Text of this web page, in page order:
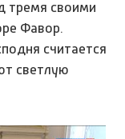
тремя своими
Фавор.
считается
светлую